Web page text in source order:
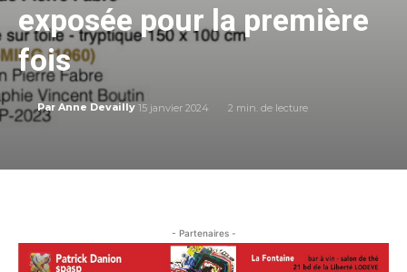
exposée pour la première
fois
Par Anne Devailly 15 janvier 2024 2 min. de lecture
- Partenaires -